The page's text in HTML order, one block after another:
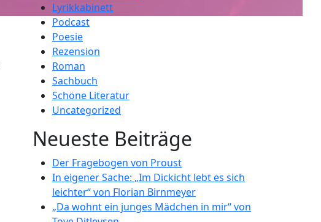
Lyrikkabinett
Podcast
Poesie
Rezension
Roman
Sachbuch
Schöne Literatur
Uncategorized
Neueste Beiträge
Der Fragebogen von Proust
In eigener Sache: „Im Dickicht lebt es sich
leichter“ von Florian Birnmeyer
„Da wohnt ein junges Mädchen in mir“ von